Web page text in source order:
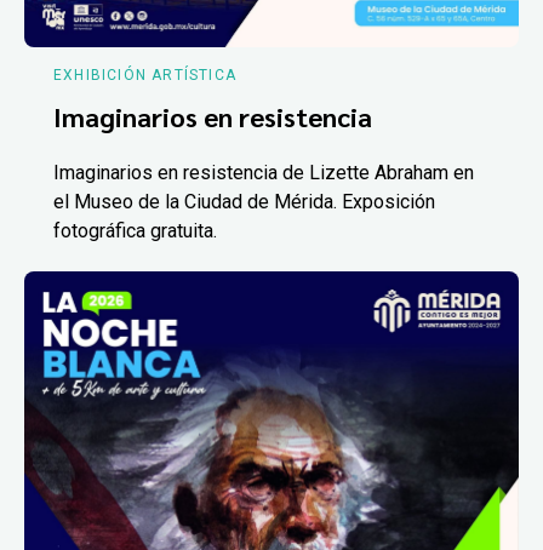
EXHIBICIÓN ARTÍSTICA
Imaginarios en resistencia
Imaginarios en resistencia de Lizette Abraham en
el Museo de la Ciudad de Mérida. Exposición
fotográfica gratuita.